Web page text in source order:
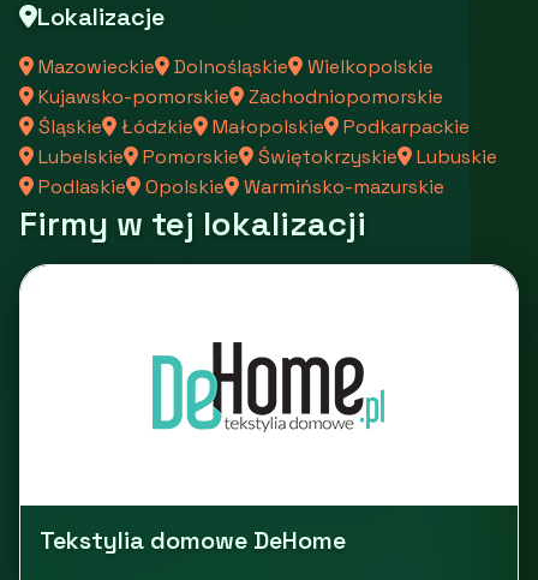
Lokalizacje
Mazowieckie Dolnośląskie
Wielkopolskie
Kujawsko-pomorskie
Zachodniopomorskie
Śląskie
Łódzkie Małopolskie
Podkarpackie
Lubelskie
Pomorskie Świętokrzyskie
Lubuskie
Podlaskie
Opolskie Warmińsko-mazurskie
Firmy w tej lokalizacji
Tekstylia domowe DeHome